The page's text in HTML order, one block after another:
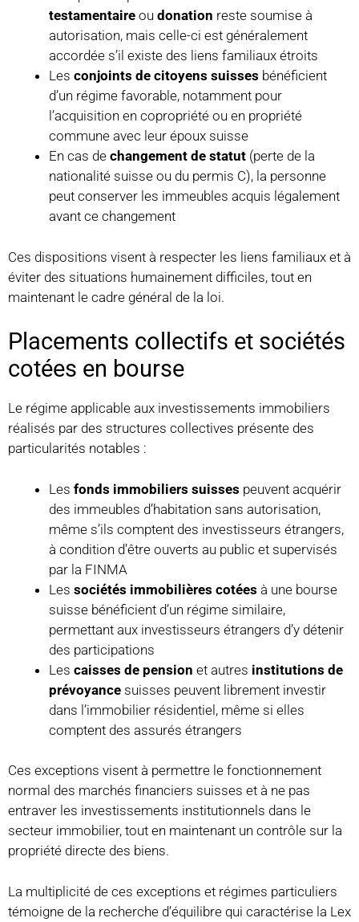
testamentaire ou donation reste soumise à
autorisation, mais celle-ci est généralement
accordée s’il existe des liens familiaux étroits
Les conjoints de citoyens suisses bénéficient
d’un régime favorable, notamment pour
l’acquisition en copropriété ou en propriété
commune avec leur époux suisse
En cas de changement de statut (perte de la
nationalité suisse ou du permis C), la personne
peut conserver les immeubles acquis légalement
avant ce changement
Ces dispositions visent à respecter les liens familiaux et à
éviter des situations humainement difficiles, tout en
maintenant le cadre général de la loi.
Placements collectifs et sociétés
cotées en bourse
Le régime applicable aux investissements immobiliers
réalisés par des structures collectives présente des
particularités notables :
Les fonds immobiliers suisses peuvent acquérir
des immeubles d’habitation sans autorisation,
même s’ils comptent des investisseurs étrangers,
à condition d’être ouverts au public et supervisés
par la FINMA
Les sociétés immobilières cotées à une bourse
suisse bénéficient d’un régime similaire,
permettant aux investisseurs étrangers d’y détenir
des participations
Les caisses de pension et autres institutions de
prévoyance suisses peuvent librement investir
dans l’immobilier résidentiel, même si elles
comptent des assurés étrangers
Ces exceptions visent à permettre le fonctionnement
normal des marchés financiers suisses et à ne pas
entraver les investissements institutionnels dans le
secteur immobilier, tout en maintenant un contrôle sur la
propriété directe des biens.
La multiplicité de ces exceptions et régimes particuliers
témoigne de la recherche d’équilibre qui caractérise la Lex